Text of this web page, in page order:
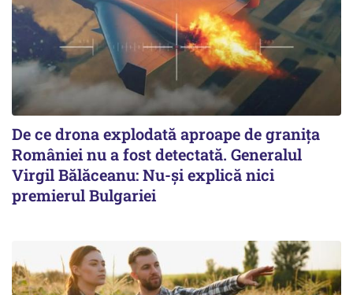
De ce drona explodată aproape de granița
României nu a fost detectată. Generalul
Virgil Bălăceanu: Nu-și explică nici
premierul Bulgariei